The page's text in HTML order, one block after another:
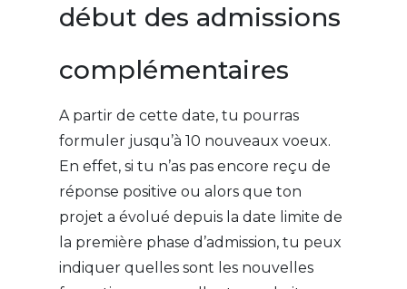
début des admissions
complémentaires
A partir de cette date, tu pourras
formuler jusqu’à 10 nouveaux voeux.
En effet, si tu n’as pas encore reçu de
réponse positive ou alors que ton
projet a évolué depuis la date limite de
la première phase d’admission, tu peux
indiquer quelles sont les nouvelles